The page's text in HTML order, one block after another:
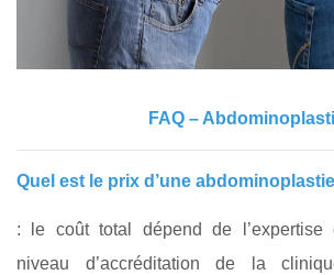
FAQ –
Quel est le prix d’une
: le coût total dépend de l’expertise
niveau d’accréditation de la